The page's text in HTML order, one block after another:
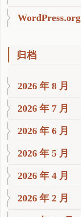
WordPress.org
归档
2026 年 8 月
2026 年 7 月
2026 年 6 月
2026 年 5 月
2026 年 4 月
2026 年 2 月